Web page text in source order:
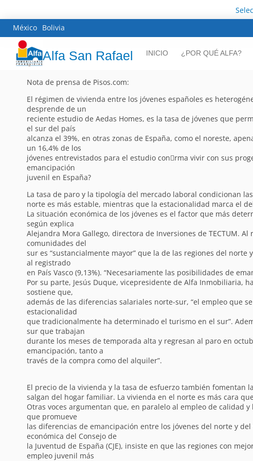
México Bolivia
Alfa San Rafael INICIO ¿POR QUÉ ALFA?
Nota de prensa de Pisos.com:
El régimen de vivienda entre los jóvenes españoles es
desprende de un
reciente estudio de Aedas Homes, es la tasa de jóvenes que
el sur del país
alcanza el 39%, en otras zonas de España, como el noreste,
un 16,4% de los
jóvenes entrevistados para el estudio con􀁽rma vivir con sus
emancipación
juvenil en España?
La tasa de paro y la tipología del mercado laboral condicionan
norte es más estable, mientras que la estacionalidad marca el
La situación económica de los jóvenes es el factor que más
según explica
Alejandra Mora Gallego, directora de Inversiones de TECTUM.
comunidades del
sur es “sustancialmente mayor” que la de las regiones del
al registrado
en País Vasco (9,13%). “Necesariamente las posibilidades de
Por su parte, Jesús Duque, vicepresidente de Alfa Inmobiliaria,
sostiene que,
además de las diferencias salariales norte-sur, “el empleo que
estacionalidad
que tradicionalmente ha determinado el turismo en el sur”.
sur que trabajan
durante los meses de temporada alta y regresan al paro en
emancipación, tanto a
través de la compra como del alquiler”.
El precio de la vivienda y la tasa de esfuerzo también fomentan
salgan del hogar familiar. La vivienda en el norte es más cara
Otras voces argumentan que, en paralelo al empleo de calidad
que promueve
las diferencias de emancipación entre los jóvenes del norte y
económica del Consejo de
la Juventud de España (CJE), insiste en que las regiones con
empleo juvenil más